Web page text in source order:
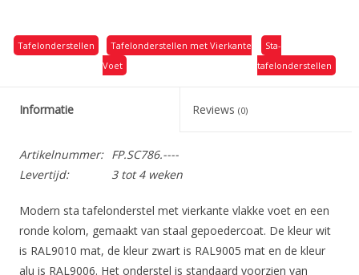
Tafelonderstellen
Tafelonderstellen met Vierkante
Voet
Sta-
tafelonderstellen
Informatie Reviews (0)
Artikelnummer: FP.SC786.----
Levertijd:
3 tot 4 weken
Modern sta tafelonderstel met vierkante vlakke voet en een
ronde kolom, gemaakt van staal gepoedercoat. De kleur wit
is RAL9010 mat, de kleur zwart is RAL9005 mat en de kleur
alu is RAL9006. Het onderstel is standaard voorzien van